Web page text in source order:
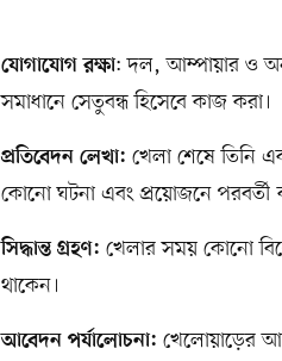
যোগাযোগ রক্ষা: দল, আম্পায়ার ও
সমাধানে সেতুবন্ধ হিসেবে কাজ করা।
প্রতিবেদন লেখা: খেলা শেষে তিনি
কোনো ঘটনা এবং প্রয়োজনে পরবর্তী
সিদ্ধান্ত গ্রহণ: খেলার সময় কোনো
থাকেন।
আবেদন পর্যালোচনা: খেলোয়াড়ের